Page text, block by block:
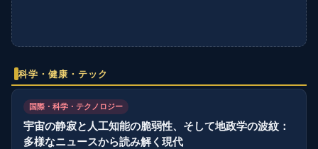
科学・健康・テック
国際・科学・テクノロジー
宇宙の静寂と人工知能の脆弱性、そして地政学の波紋：
多様なニュースから読み解く現代